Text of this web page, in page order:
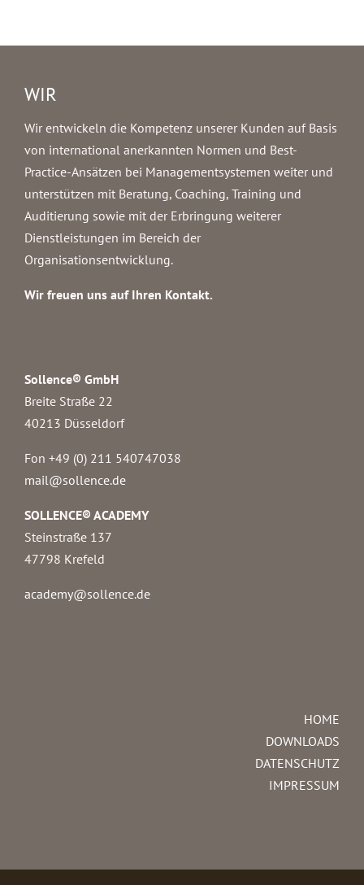
WIR
Wir entwickeln die Kompetenz unserer Kunden auf Basis
von international anerkannten Normen und Best-
Practice-Ansätzen bei Managementsystemen weiter und
unterstützen mit Beratung, Coaching, Training und
Auditierung sowie mit der Erbringung weiterer
Dienstleistungen im Bereich der
Organisationsentwicklung.
Wir freuen uns auf Ihren Kontakt.
Sollence® GmbH
Breite Straße 22
40213 Düsseldorf
Fon +49 (0) 211 540747038‬
mail@sollence.de
SOLLENCE® ACADEMY
Steinstraße 137
47798 Krefeld
academy@sollence.de
HOME
DOWNLOADS
DATENSCHUTZ
IMPRESSUM